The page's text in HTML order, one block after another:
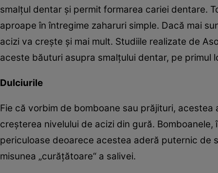
smalţul dentar şi permit formarea cariei dentare.
aproape în întregime zaharuri simple. Dacă mai
acizi va creşte şi mai mult. Studiile realizate de
aceste băuturi asupra smalţului dentar, pe
Dulciurile
Fie că vorbim de bomboane sau prăjituri,
creşterea nivelului de acizi din gură.
periculoase deoarece acestea aderă puternic
misunea „curăţătoare“ a salivei.